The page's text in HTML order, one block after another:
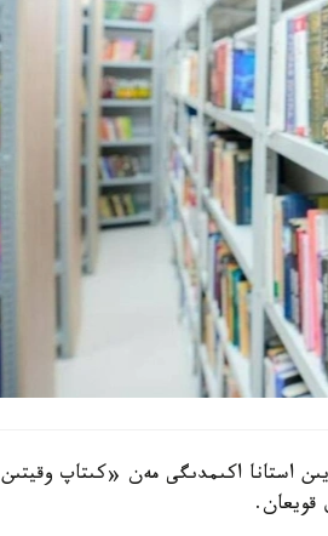
استانا اكىمدىگى مەن «كىتاپ وقيتىن
قويعان.